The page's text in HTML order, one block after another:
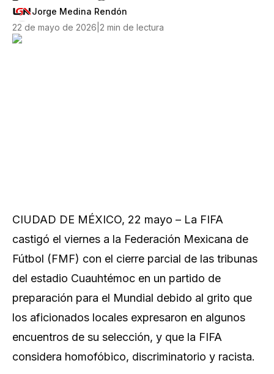
Jorge Medina Rendón
22 de mayo de 2026 2 min de lectura
CIUDAD DE MÉXICO, 22 mayo – La FIFA
castigó el viernes a la Federación Mexicana de
Fútbol (FMF) con el cierre parcial de las tribunas
del estadio Cuauhtémoc ‌en un partido de
preparación para el Mundial debido al grito que
los aficionados ‌locales expresaron en algunos
encuentros de su selección, y que la FIFA
considera homofóbico, discriminatorio y racista.